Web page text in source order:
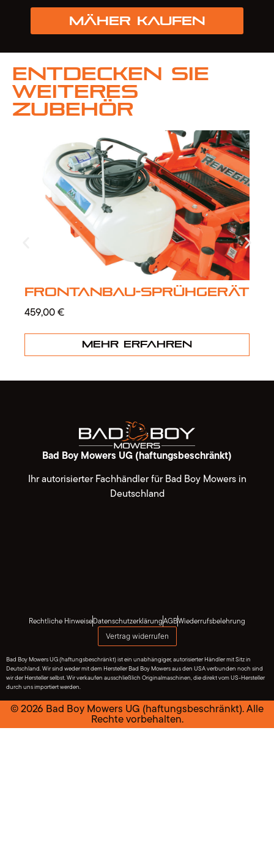
Mäher kaufen
Entdecken Sie
weiteres
Zubehör
Frontanbau-Sprühgerät
459,00€
Mehr erfahren
Bad Boy Mowers UG (haftungsbeschränkt)
Ihr autorisierter Fachhändler für Bad Boy Mowers in
Deutschland
Rechtliche HinweiseDatenschutzerklärungAGBWiederrufsbelehrung
Vertrag widerrufen
Bad Boy Mowers UG (haftungsbeschränkt) ist ein unabhängiger, autorisierter Händler mit Sitz in
Deutschland. Wir sind weder mit dem Hersteller Bad Boy Mowers aus den USA verbunden noch sind
wir der Hersteller selbst. Wir verkaufen ausschließlich Originalmaschinen, die direkt vom US-Hersteller
durch uns importiert werden.
© 2026 Bad Boy Mowers UG (haftungsbeschränkt). Alle
Rechte vorbehalten.